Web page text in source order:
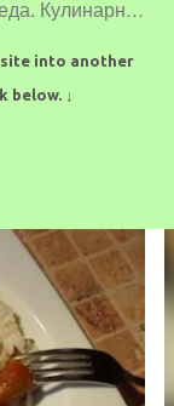
В гостях у Деда. Кулинарные рецепты.
into another
below. ↓